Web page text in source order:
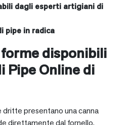
dagli esperti artigiani di
pipe in radica
disponibili
Pipe Online di
dritte presentano una canna
direttamente dal fornello,